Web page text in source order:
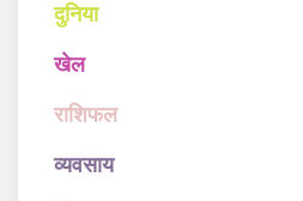
दुनिया
खेल
राशिफल
व्यवसाय